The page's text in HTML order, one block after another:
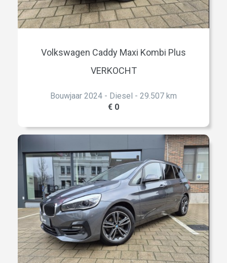
Volkswagen Caddy Maxi Kombi Plus
VERKOCHT
Bouwjaar 2024 - Diesel - 29.507 km
€ 0